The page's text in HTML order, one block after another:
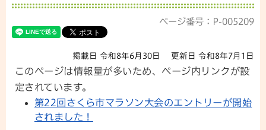
ページ番号：P-005209
掲載日 令和8年6月30日 更新日 令和8年7月1日
このページは情報量が多いため、ページ内リンクが設
定されています。
第22回さくら市マラソン大会のエントリーが開始
されました！